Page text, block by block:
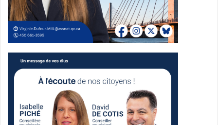
Publicité sponsorisée par la conseillère municipale de Saint-François et David
De Cotis, conseiller municipal de Saint-Bruno